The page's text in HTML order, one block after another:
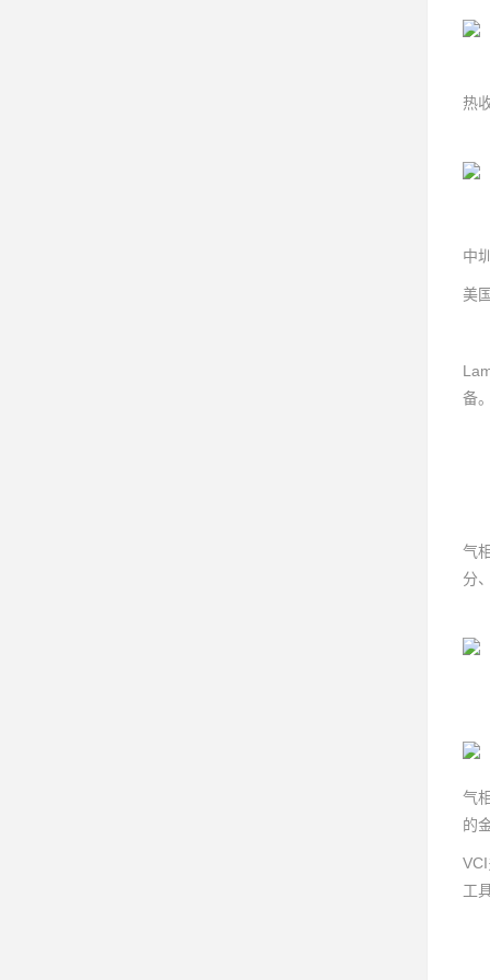
热
中
美
备
气
分
气
的
工